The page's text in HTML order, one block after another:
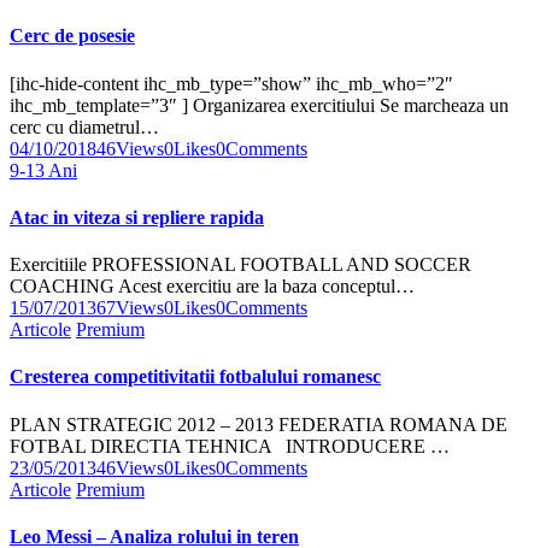
Cerc de posesie
[ihc-hide-content ihc_mb_type=”show” ihc_mb_who=”2″
ihc_mb_template=”3″ ] Organizarea exercitiului Se marcheaza un
cerc cu diametrul…
04/10/201846Views0Likes0Comments
9-13 Ani
Atac in viteza si repliere rapida
Exercitiile PROFESSIONAL FOOTBALL AND SOCCER
COACHING Acest exercitiu are la baza conceptul…
15/07/201367Views0Likes0Comments
Articole Premium
Cresterea competitivitatii fotbalului romanesc
PLAN STRATEGIC 2012 – 2013 FEDERATIA ROMANA DE
FOTBAL DIRECTIA TEHNICA INTRODUCERE …
23/05/201346Views0Likes0Comments
Articole Premium
Leo Messi – Analiza rolului in teren